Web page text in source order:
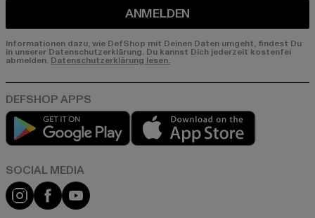
ANMELDEN
Informationen dazu, wie DefShop mit Deinen Daten umgeht, findest Du
in unserer Datenschutzerklärung. Du kannst Dich jederzeit kostenfei
abmelden. Datenschutzerklärung lesen.
Play market
Instagram
FacebookYouTube